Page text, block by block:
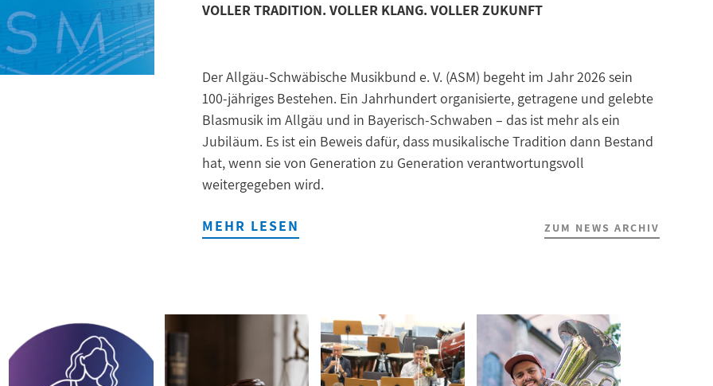
VOLLER TRADITION. VOLLER KLANG. VOLLER ZUKUNFT
Der Allgäu-Schwäbische Musikbund e. V. (ASM) begeht im Jahr 2026 sein
100-jähriges Bestehen. Ein Jahrhundert organisierte, getragene und gelebte
Blasmusik im Allgäu und in Bayerisch-Schwaben – das ist mehr als ein
Jubiläum. Es ist ein Beweis dafür, dass musikalische Tradition dann Bestand
hat, wenn sie von Generation zu Generation verantwortungsvoll
weitergegeben wird.
MEHR LESEN ZUM NEWS ARCHIV